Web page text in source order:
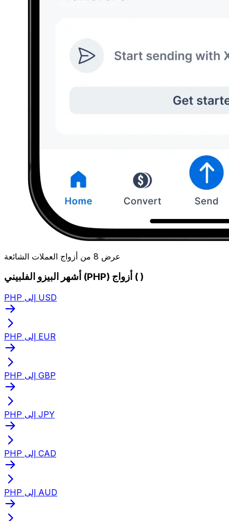
عرض 8 من أزواج العملات الشائعة
أشهر البيزو الفلبيني (PHP) أزواج ( )
PHP إلى USD
PHP إلى EUR
PHP إلى GBP
PHP إلى JPY
PHP إلى CAD
PHP إلى AUD